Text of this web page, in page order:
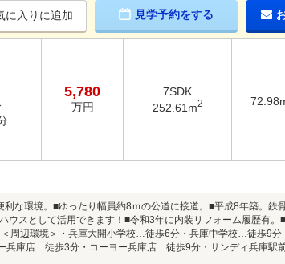
に入りに追加 見学予約をする
5,780
万円
7SDK
252.61m2
な環境。■ゆったり幅員約8ｍの公道に接道。■平成8年築。鉄
ウスとして活用できます！■令和3年に内装リフォーム履歴有。
周辺環境＞・兵庫大開小学校…徒歩6分・兵庫中学校…徒歩9
兵庫店…徒歩3分・コーヨー兵庫店…徒歩9分・サンディ兵庫駅